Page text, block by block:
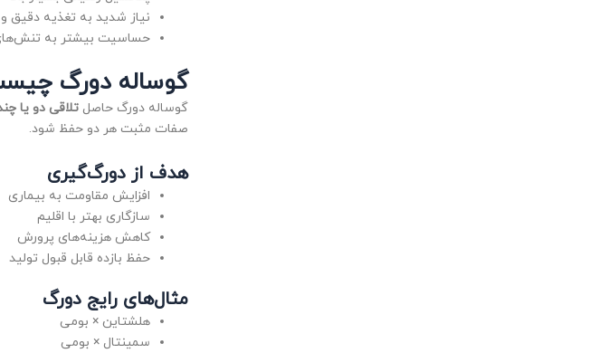
نیاز شدید به تغذیه دقیق
حساسیت بیشتر به
گوساله دورگ
گوساله دورگ حاصل تلاقی دو یا
صفات مثبت هر دو حفظ شود.
هدف از دورگ‌گیری
افزایش مقاومت به بیماری
سازگاری بهتر با اقلیم
کاهش هزینه‌های پرورش
حفظ بازده قابل قبول تولید
مثال‌های رایج دورگ
هلشتاین × بومی
سمینتال × بومی